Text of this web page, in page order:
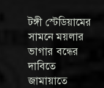
টঙ্গী স্টেডিয়ামের
সামনে ময়লার
ভাগার বন্ধের
দাবিতে
জামায়াতে